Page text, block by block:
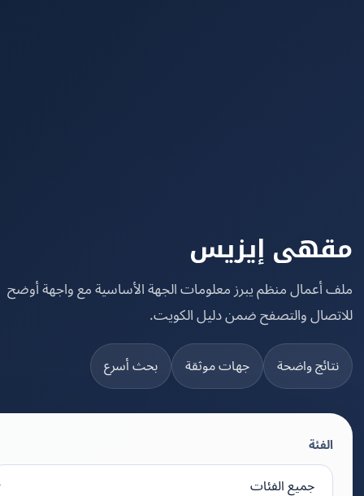
إيزيس
منظم يبرز معلومات الجهة الأساسية مع واجهة أوضح
والتصفح ضمن دليل الكويت.
واضحة جهات موثقة بحث أسرع